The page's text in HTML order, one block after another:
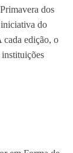
dos
iniciativa do
cada edição, o
instituições